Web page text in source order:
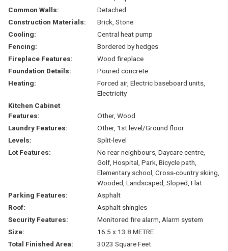
Common Walls:
Detached
Construction Materials:
Brick, Stone
Cooling:
Central heat pump
Fencing:
Bordered by hedges
Fireplace Features:
Wood fireplace
Foundation Details:
Poured concrete
Heating:
Forced air, Electric baseboard units,
Electricity
Kitchen Cabinet
Features:
Other, Wood
Laundry Features:
Other, 1st level/Ground floor
Levels:
Split-level
Lot Features:
No rear neighbours, Daycare centre,
Golf, Hospital, Park, Bicycle path,
Elementary school, Cross-country skiing,
Wooded, Landscaped, Sloped, Flat
Parking Features:
Asphalt
Roof:
Asphalt shingles
Security Features:
Monitored fire alarm, Alarm system
Size:
16.5 x 13.8 METRE
Total Finished Area:
3023 Square Feet